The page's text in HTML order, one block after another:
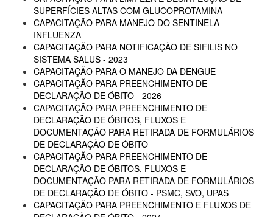
SUPERFÍCIES ALTAS COM GLUCOPROTAMINA
CAPACITAÇÃO PARA MANEJO DO SENTINELA
INFLUENZA
CAPACITAÇÃO PARA NOTIFICAÇÃO DE SIFILIS NO
SISTEMA SALUS - 2023
CAPACITAÇÃO PARA O MANEJO DA DENGUE
CAPACITAÇÃO PARA PREENCHIMENTO DE
DECLARAÇÃO DE ÓBITO - 2026
CAPACITAÇÃO PARA PREENCHIMENTO DE
DECLARAÇÃO DE ÓBITOS, FLUXOS E
DOCUMENTAÇÃO PARA RETIRADA DE FORMULÁRIOS
DE DECLARAÇÃO DE ÓBITO
CAPACITAÇÃO PARA PREENCHIMENTO DE
DECLARAÇÃO DE ÓBITOS, FLUXOS E
DOCUMENTAÇÃO PARA RETIRADA DE FORMULÁRIOS
DE DECLARAÇÃO DE ÓBITO - PSMC, SVO, UPAS
CAPACITAÇÃO PARA PREENCHIMENTO E FLUXOS DE